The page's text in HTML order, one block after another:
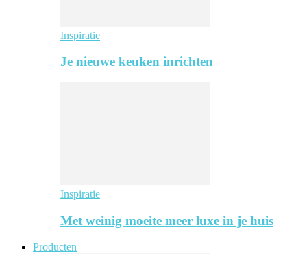
Inspiratie
Je nieuwe keuken inrichten
Inspiratie
Met weinig moeite meer luxe in je huis
Producten